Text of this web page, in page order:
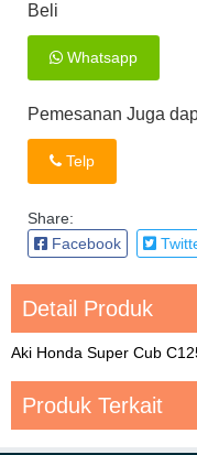
Beli
Whatsapp
Pemesanan Juga
Telp
Share:
Facebook
Detail Produk
Aki Honda Super Cub
Produk Terkait